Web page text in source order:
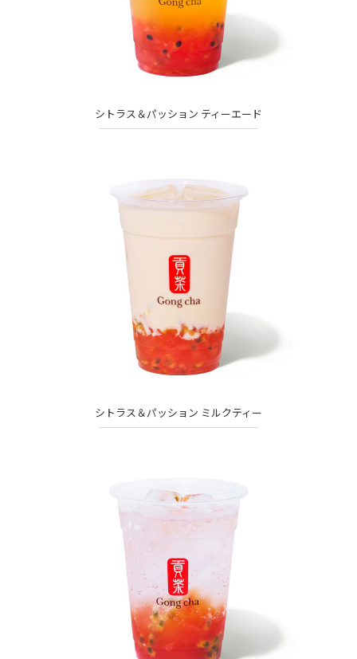
シトラス＆パッション ティーエード
シトラス＆パッション ミルクティー